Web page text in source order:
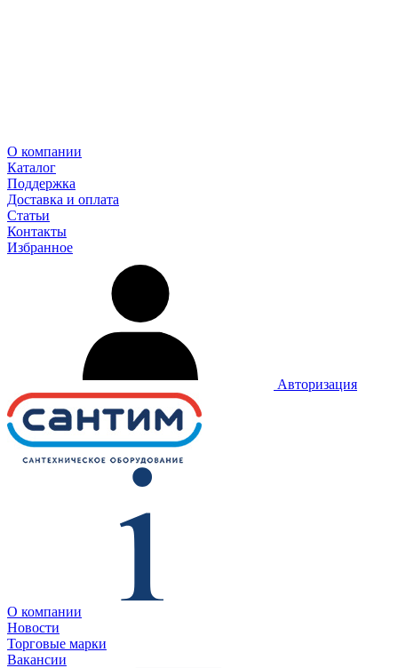
О компании
Каталог
Поддержка
Доставка и оплата
Статьи
Контакты
Избранное
Авторизация
О компании
Новости
Торговые марки
Вакансии